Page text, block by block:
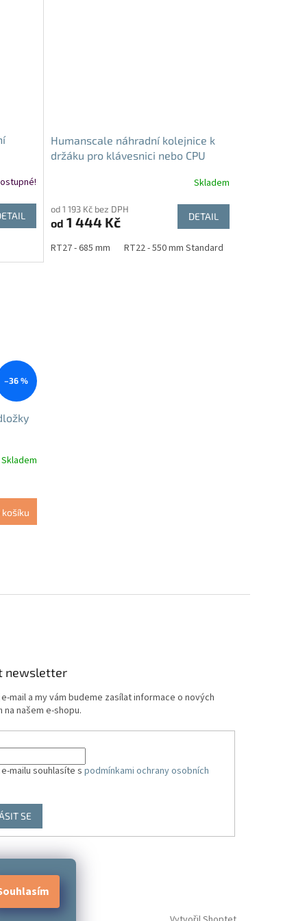
Humanscale náhradní kolejnice k
držáku pro klávesnici nebo CPU
Skladem
od 1 193 Kč bez DPH
od 1 444 Kč DETAIL
RT27 - 685 mm RT22 - 550 mm Standard
–36 %
Skladem
košíku
newsletter
mail a my vám budeme zasílat informace o nových
našem e-shopu.
mailu souhlasíte spodmínkami ochrany osobních
SE